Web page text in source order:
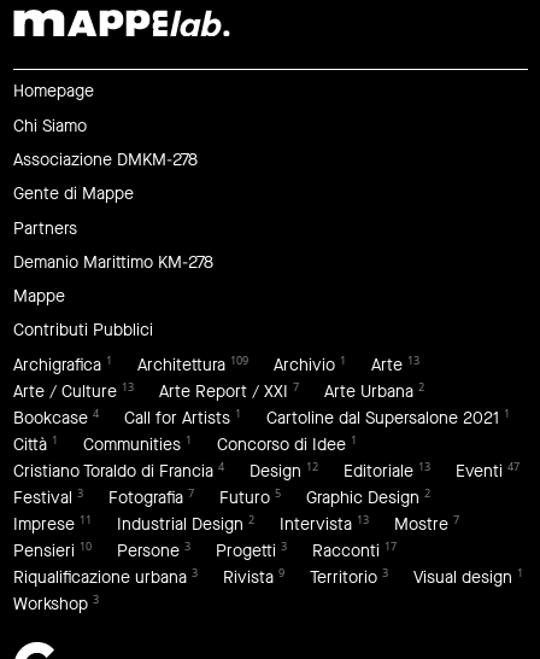
Homepage
Chi Siamo
Associazione DMKM-278
Gente di Mappe
Partners
Demanio Marittimo KM-278
Mappe
Contributi Pubblici
Archigrafica 1 Architettura 109 Archivio 1 Arte 13
Arte / Culture 13 Arte Report / XXI 7 Arte Urbana 2
Bookcase 4 Call for Artists 1 Cartoline dal Supersalone 2021 1
Città 1 Communities 1 Concorso di Idee 1
Cristiano Toraldo di Francia 4 Design 12 Editoriale 13 Eventi 47
Festival 3 Fotografia 7 Futuro 5 Graphic Design 2
Imprese 11 Industrial Design 2 Intervista 13 Mostre 7
Pensieri 10 Persone 3 Progetti 3 Racconti 17
Riqualificazione urbana 3 Rivista 9 Territorio 3 Visual design 1
Workshop 3